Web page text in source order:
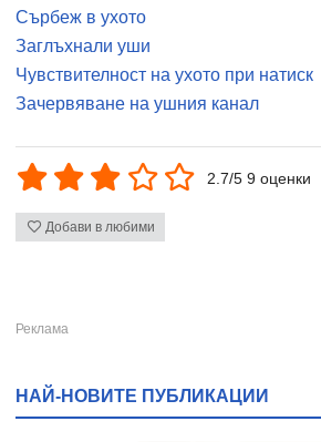
Сърбеж в ухото
Заглъхнали уши
Чувствителност на ухото при натиск
Зачервяване на ушния канал
2.7/5 9 оценки
Добави в любими
НАЙ-НОВИТЕ ПУБЛИКАЦИИ